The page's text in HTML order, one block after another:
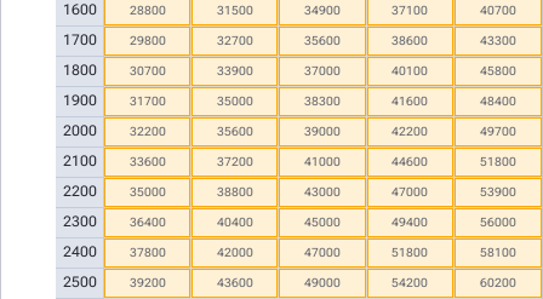
1600
1700
1800
1900
2000
2100
2200
2300
2400
2500
28800 31500 34900 37100 40700
29800 32700 35600 38600 43300
30700 33900 37000 40100 45800
31700 35000 38300 41600 48400
32200 35600 39000 42200 49700
33600 37200 41000 44600 51800
35000 38800 43000 47000 53900
36400 40400 45000 49400 56000
37800 42000 47000 51800 58100
39200 43600 49000 54200 60200